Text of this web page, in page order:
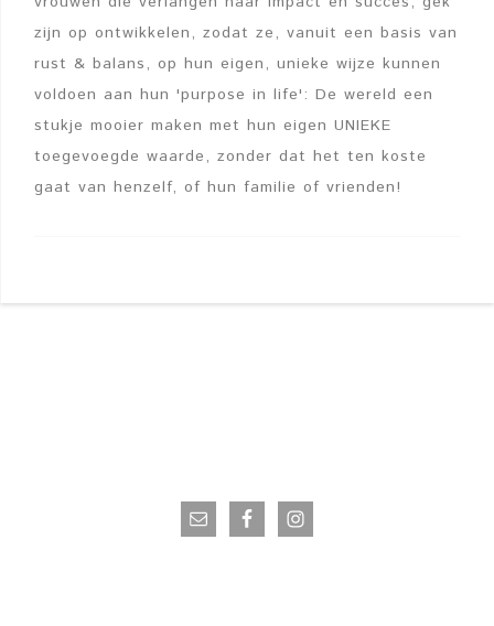
zijn op ontwikkelen, zodat ze, vanuit een basis van
rust & balans, op hun eigen, unieke wijze kunnen
voldoen aan hun 'purpose in life': De wereld een
stukje mooier maken met hun eigen UNIEKE
toegevoegde waarde, zonder dat het ten koste
gaat van henzelf, of hun familie of vrienden!